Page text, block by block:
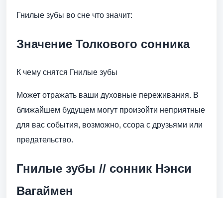
Гнилые зубы во сне что значит:
Значение Толкового сонника
К чему снятся Гнилые зубы
Может отражать ваши духовные переживания. В
ближайшем будущем могут произойти неприятные
для вас события, возможно, ссора с друзьями или
предательство.
Гнилые зубы // сонник Нэнси
Вагаймен